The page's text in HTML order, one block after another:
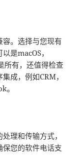
。选择与您现有
是macOS，
有，还值得检查
成，例如CRM，
。
理和传输方式，
您的软件电话支